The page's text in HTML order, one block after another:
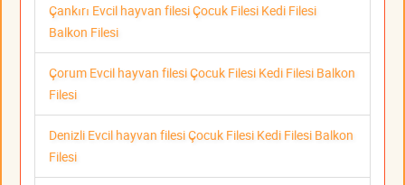
Çankırı Evcil hayvan filesi Çocuk Filesi Kedi Filesi
Balkon Filesi
Çorum Evcil hayvan filesi Çocuk Filesi Kedi Filesi Balkon
Filesi
Denizli Evcil hayvan filesi Çocuk Filesi Kedi Filesi Balkon
Filesi